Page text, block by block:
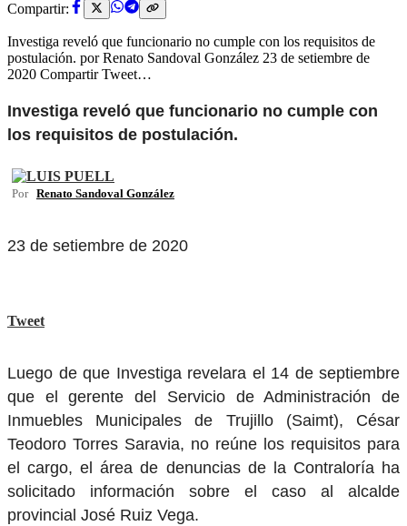
Compartir:
Investiga reveló que funcionario no cumple con los requisitos de
postulación. por Renato Sandoval González 23 de setiembre de
2020 Compartir Tweet…
Investiga reveló que funcionario no cumple con
los requisitos de postulación.
Por Renato Sandoval González
23 de setiembre de 2020
Tweet
Luego de que Investiga revelara el 14 de septiembre
que el gerente del Servicio de Administración de
Inmuebles Municipales de Trujillo (Saimt), César
Teodoro Torres Saravia, no reúne los requisitos para
el cargo, el área de denuncias de la Contraloría ha
solicitado información sobre el caso al alcalde
provincial José Ruiz Vega.